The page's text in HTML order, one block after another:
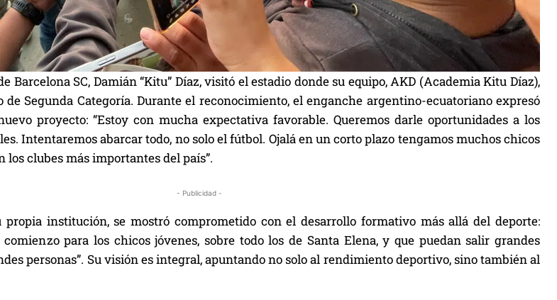
Barcelona SC, Damián “Kitu” Díaz, visitó el estadio donde su equipo, AKD (Academia Kitu Díaz),
Segunda Categoría. Durante el reconocimiento, el enganche argentino-ecuatoriano expresó
proyecto: “Estoy con mucha expectativa favorable. Queremos darle oportunidades a los
Intentaremos abarcar todo, no solo el fútbol. Ojalá en un corto plazo tengamos muchos chicos
los clubes más importantes del país”.
- Publicidad -
propia institución, se mostró comprometido con el desarrollo formativo más allá del deporte:
comienzo para los chicos jóvenes, sobre todo los de Santa Elena, y que puedan salir grandes
personas”. Su visión es integral, apuntando no solo al rendimiento deportivo, sino también al